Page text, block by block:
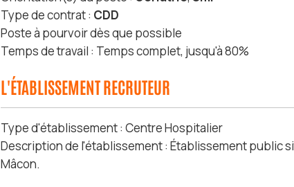
Type de contrat : CDD
Poste à pourvoir dès que possible
Temps de travail : Temps complet, jusqu'à 80%
L'ÉTABLISSEMENT RECRUTEUR
Type d'établissement : Centre Hospitalier
Description de l'établissement : Établissement public
Mâcon.